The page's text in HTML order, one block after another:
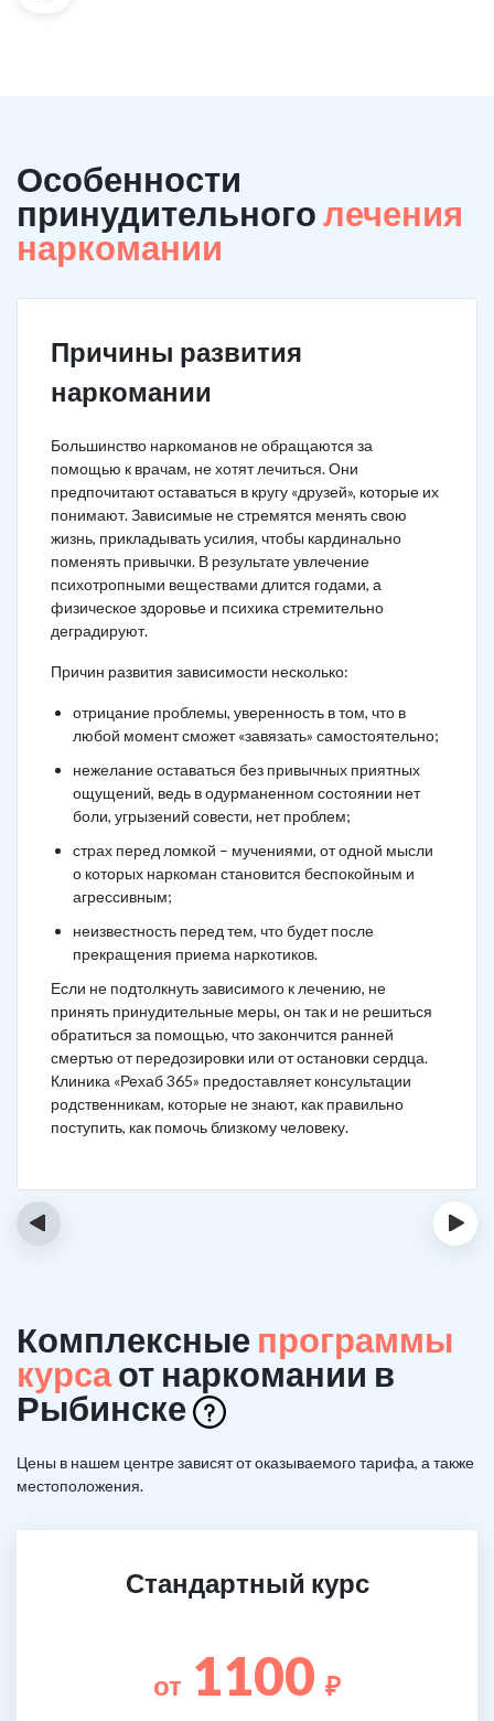
Особенности
принудительноголечения
наркомании
Причины развития
наркомании
Большинство наркоманов не обращаются за
помощью к врачам, не хотят лечиться. Они
предпочитают оставаться в кругу «друзей», которые их
понимают. Зависимые не стремятся менять свою
жизнь, прикладывать усилия, чтобы кардинально
поменять привычки. В результате увлечение
психотропными веществами длится годами, а
физическое здоровье и психика стремительно
деградируют.
Причин развития зависимости несколько:
отрицание проблемы, уверенность в том, что в
любой момент сможет «завязать» самостоятельно;
нежелание оставаться без привычных приятных
ощущений, ведь в одурманенном состоянии нет
боли, угрызений совести, нет проблем;
страх перед ломкой – мучениями, от одной мысли
о которых наркоман становится беспокойным и
агрессивным;
неизвестность перед тем, что будет после
прекращения приема наркотиков.
Если не подтолкнуть зависимого к лечению, не
принять принудительные меры, он так и не решиться
обратиться за помощью, что закончится ранней
смертью от передозировки или от остановки сердца.
Клиника «Рехаб 365» предоставляет консультации
родственникам, которые не знают, как правильно
поступить, как помочь близкому человеку.
‹ ›
Комплексные программы
курсаот наркомании в
Рыбинске
Цены в нашем центре зависят от оказываемого тарифа, а также
местоположения.
Стандартный курс
от 1100 ₽